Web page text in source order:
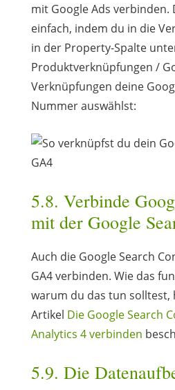
mit Google Ads verbinden.
einfach, indem du in die
in der Property-Spalte
Produktverknüpfungen /
Verknüpfungen deine
Nummer auswählst:
5.8. Verbinde
mit der Google
Auch die Google Search
GA4 verbinden. Wie das
warum du das tun solltest,
Artikel Die Google Search
Analytics 4 verbinden
5.9. Die